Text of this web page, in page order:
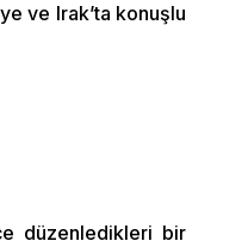
ve Irak’ta konuşlu
düzenledikleri bir